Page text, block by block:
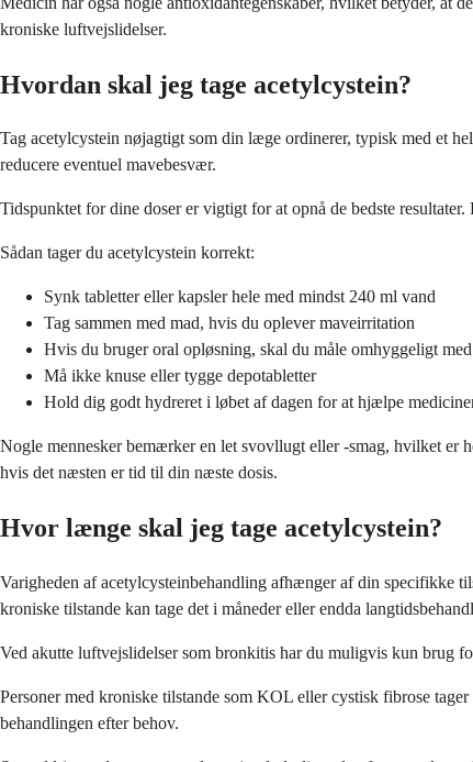
kroniske luftvejslidelser.
Hvordan skal jeg tage acetylcystein?
Tag acetylcystein nøjagtigt som din læge ordinerer, typisk med et
reducere eventuel mavebesvær.
Tidspunktet for dine doser er vigtigt for at opnå de bedste
Sådan tager du acetylcystein korrekt:
Synk tabletter eller kapsler hele med mindst 240 ml vand
Tag sammen med mad, hvis du oplever maveirritation
Hvis du bruger oral opløsning, skal du måle omhyggeligt
Må ikke knuse eller tygge depotabletter
Hold dig godt hydreret i løbet af dagen for at hjælpe
Nogle mennesker bemærker en let svovllugt eller -smag, hvilket er
hvis det næsten er tid til din næste dosis.
Hvor længe skal jeg tage acetylcystein?
Varigheden af acetylcysteinbehandling afhænger af din specifikke
kroniske tilstande kan tage det i måneder eller endda
Ved akutte luftvejslidelser som bronkitis har du muligvis kun brug
Personer med kroniske tilstande som KOL eller cystisk fibrose
behandlingen efter behov.